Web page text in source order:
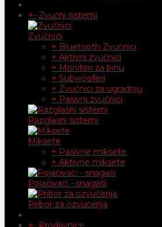
+- Zvučni sistemi
Zvučnici
+ Bluetooth Zvučnici
+ Aktivni zvučnici
+ Monitori za binu
+ Subwooferi
+ Zvučnici za ugradnju
+ Pasivni zvučnici
Razglasni sistemi
Miksete
+ Pasivne miksete
+ Aktivne miksete
Pojačivači - snagaši
Pribor za ozvučenja